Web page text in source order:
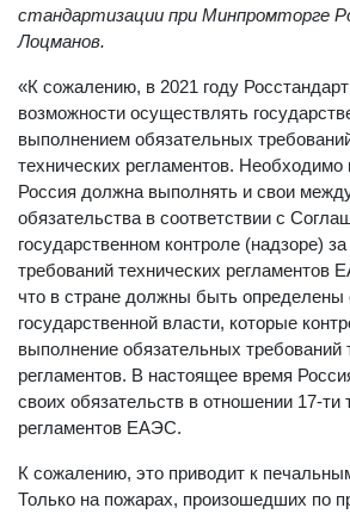
стандартизации при Минпромторге
Лоцманов.
«К сожалению, в 2021 году
возможности осуществлять
выполнением обязательных
технических регламентов. Необходимо
Россия должна выполнять и свои
обязательства в соответствии с
государственном контроле (надзоре)
требований технических регламентов
что в стране должны быть определены
государственной власти, которые
выполнение обязательных требований
регламентов. В настоящее время
своих обязательств в отношении 17-ти
регламентов ЕАЭС.
К сожалению, это приводит к
Только на пожарах, произошедших по